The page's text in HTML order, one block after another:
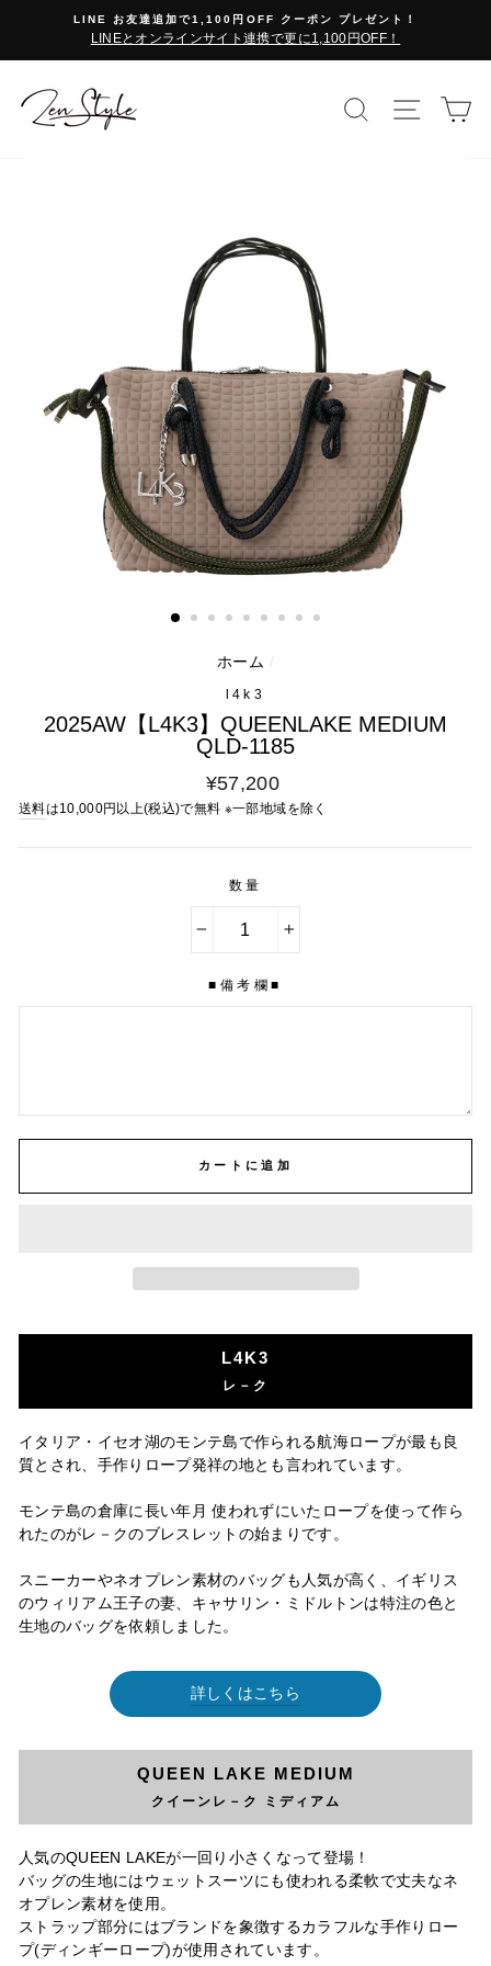
テ
LINE お友達追加で1,100円OFF クーポン プレゼント！
LINEとオンラインサイト連携で更に1,100円OFF！
検索で探す
サイト
ホーム /
l4k3
2025AW【L4K3】QUEENLAKE MEDIUM
QLD-1185
通
常
金
¥57,200
送料は10,000円以上(税込)で無料 ※一部地域を除く
数量
■備考欄■
カートに追加
L4K3
レ－ク
イタリア・イセオ湖のモンテ島で作られる航海ロープが最も良
質とされ、手作りロープ発祥の地とも言われています。
モンテ島の倉庫に長い年月 使われずにいたロープを使って作ら
れたのがレ－クのブレスレットの始まりです。
スニーカーやネオプレン素材のバッグも人気が高く、イギリス
のウィリアム王子の妻、キャサリン・ミドルトンは特注の色と
生地のバッグを依頼しました。
詳しくはこちら
QUEEN LAKE MEDIUM
クイーンレ－ク ミディアム
人気のQUEEN LAKEが一回り小さくなって登場！
バッグの生地にはウェットスーツにも使われる柔軟で丈夫なネ
オプレン素材を使用。
ストラップ部分にはブランドを象徴するカラフルな手作りロー
プ(ディンギーロープ)が使用されています。